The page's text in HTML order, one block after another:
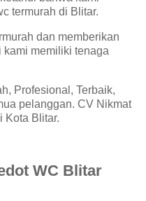
termurah di Blitar.
dan memberikan
kami memiliki tenaga
Profesional, Terbaik,
pelanggan. CV Nikmat
Kota Blitar.
WC Blitar